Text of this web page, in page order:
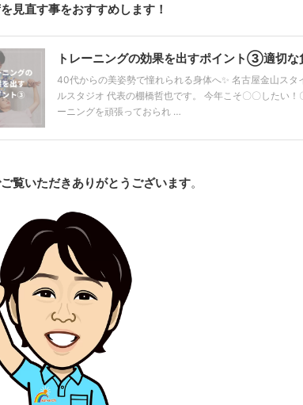
見直す事をおすすめします！
トレーニングの効果を出すポイント③適切な
40代からの美姿勢で憧れられる身体へ✨ 名古屋金山ス
ルスタジオ 代表の棚橋哲也です。 今年こそ〇〇したい
ーニングを頑張っておられ …
覧いただきありがとうございます。